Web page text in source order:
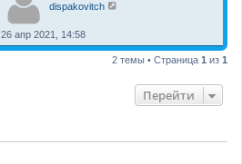
dispakovitch
26 апр 2021, 14:58
2 темы • Страница 1 из 1
Перейти